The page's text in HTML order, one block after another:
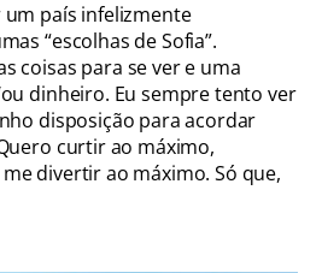
país infelizmente
“escolhas de Sofia”.
coisas para se ver e uma
dinheiro. Eu sempre tento ver
disposição para acordar
curtir ao máximo,
divertir ao máximo. Só que,